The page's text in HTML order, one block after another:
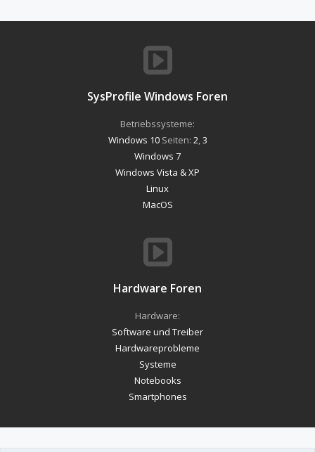
SysProfile Windows Foren
Betriebssysteme:
Windows 10Seiten: 2,3
Windows 7
Windows Vista & XP
Linux
MacOS
Hardware Foren
Hardware:
Software und Treiber
Hardwareprobleme
Systeme
Notebooks
Smartphones